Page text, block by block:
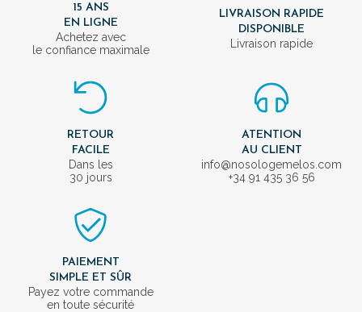
15 ANS
EN LIGNE
Achetez avec
le confiance maximale
LIVRAISON RAPIDE
DISPONIBLE
Livraison rapide
RETOUR
FACILE
Dans les
30 jours
ATENTION
AU CLIENT
info@nosologemelos.com
+34 91 435 36 56
PAIEMENT
SIMPLE ET SÛR
Payez votre commande
en toute sécurité